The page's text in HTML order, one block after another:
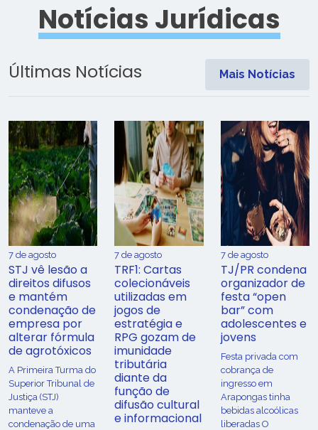
Notícias Jurídicas
Últimas Notícias Mais Notícias
7 de agosto
STJ vê lesão a
direitos difusos
e mantém
condenação de
empresa por
alterar fórmula
de agrotóxicos
​A Primeira Turma do
Superior Tribunal de
Justiça (STJ)
manteve a
condenação de uma
7 de agosto
TRF1: Cartas
colecionáveis
utilizadas em
jogos de
estratégia e
RPG gozam de
imunidade
tributária
diante da
função de
difusão cultural
e informacional
7 de agosto
TJ/PR condena
organizador de
festa “open
bar” com
adolescentes e
jovens
Festa privada com
cobrança de
ingresso em
Arapongas tinha
bebidas alcoólicas
liberadas O